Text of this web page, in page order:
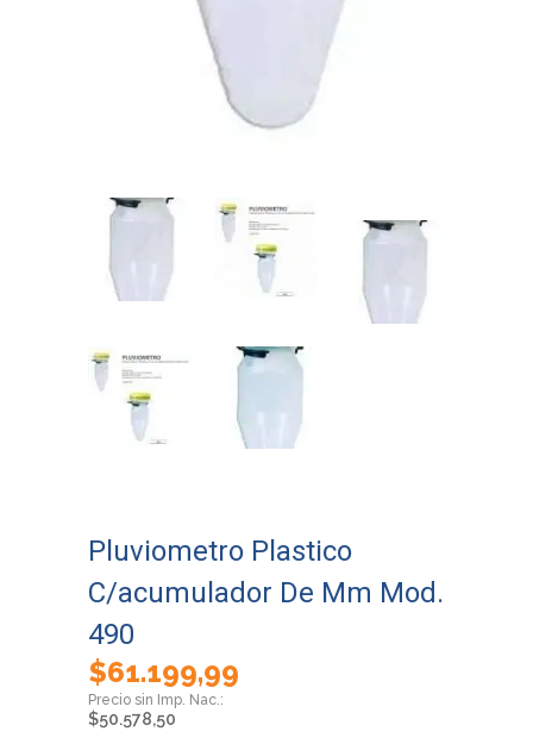
Pluviometro Plastico
C/acumulador De Mm Mod.
490
$61.199,99
$50.578,50